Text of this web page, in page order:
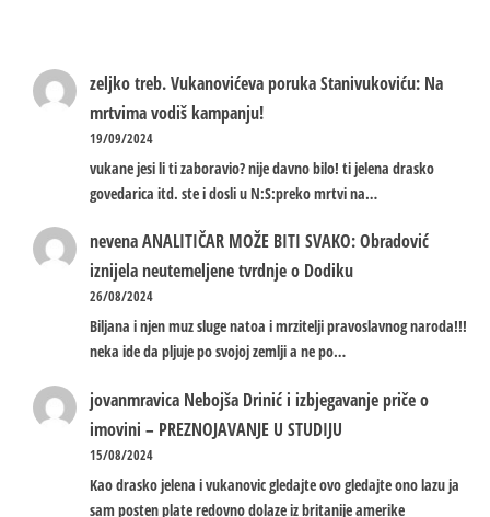
zeljko treb.Vukanovićeva poruka Stanivukoviću: Na
mrtvima vodiš kampanju!
19/09/2024
vukane jesi li ti zaboravio? nije davno bilo! ti jelena drasko
govedarica itd. ste i dosli u N:S:preko mrtvi na…
nevenaANALITIČAR MOŽE BITI SVAKO: Obradović
iznijela neutemeljene tvrdnje o Dodiku
26/08/2024
Biljana i njen muz sluge natoa i mrzitelji pravoslavnog naroda!!!
neka ide da pljuje po svojoj zemlji a ne po…
jovanmravica Nebojša Drinić i izbjegavanje priče o
imovini – PREZNOJAVANJE U STUDIJU
15/08/2024
Kao drasko jelena i vukanovic gledajte ovo gledajte ono lazu ja
sam posten plate redovno dolaze iz britanije amerike